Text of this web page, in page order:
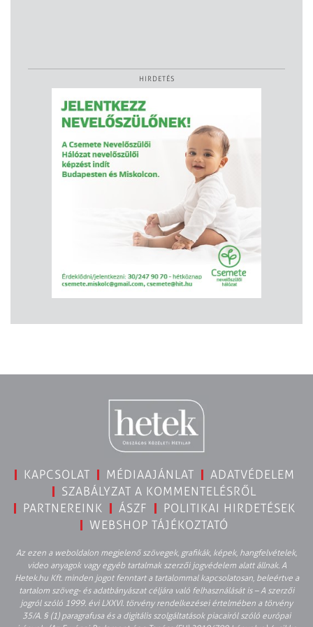
HIRDETÉS
KAPCSOLAT MÉDIAAJÁNLAT
ADATVÉDELEM
SZABÁLYZAT A KOMMENTELÉSRŐL
PARTNEREINK
ÁSZF
POLITIKAI HIRDETÉSEK
WEBSHOP TÁJÉKOZTATÓ
Az ezen a weboldalon megjelenő szövegek, grafikák, képek, hangfelvételek,
video anyagok vagy egyéb tartalmak szerzői jogvédelem alatt állnak. A
Hetek.hu Kft. minden jogot fenntart a tartalommal kapcsolatosan, beleértve a
tartalom szöveg- és adatbányászat céljára való felhasználását is – A szerzői
jogról szóló 1999. évi LXXVI. törvény rendelkezései értelmében a törvény
35/A. § (1) paragrafusa és a digitális szolgáltatások piacairól szóló európai